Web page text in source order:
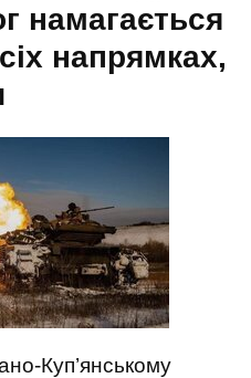
намагається
напрямках,
Куп’янському